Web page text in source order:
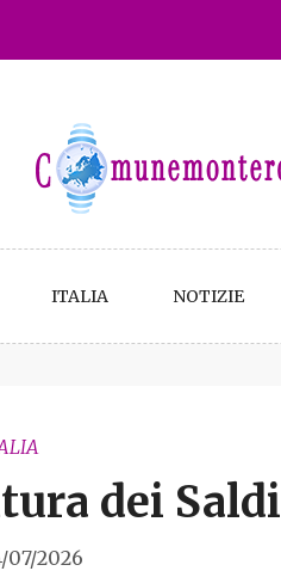
ITALIA NOTIZIE
dei Saldi
07/2026